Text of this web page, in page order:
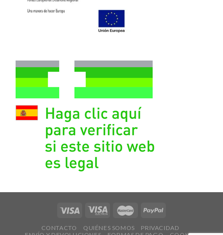
CONTACTO QUIÉNES SOMOS
PRIVACIDAD